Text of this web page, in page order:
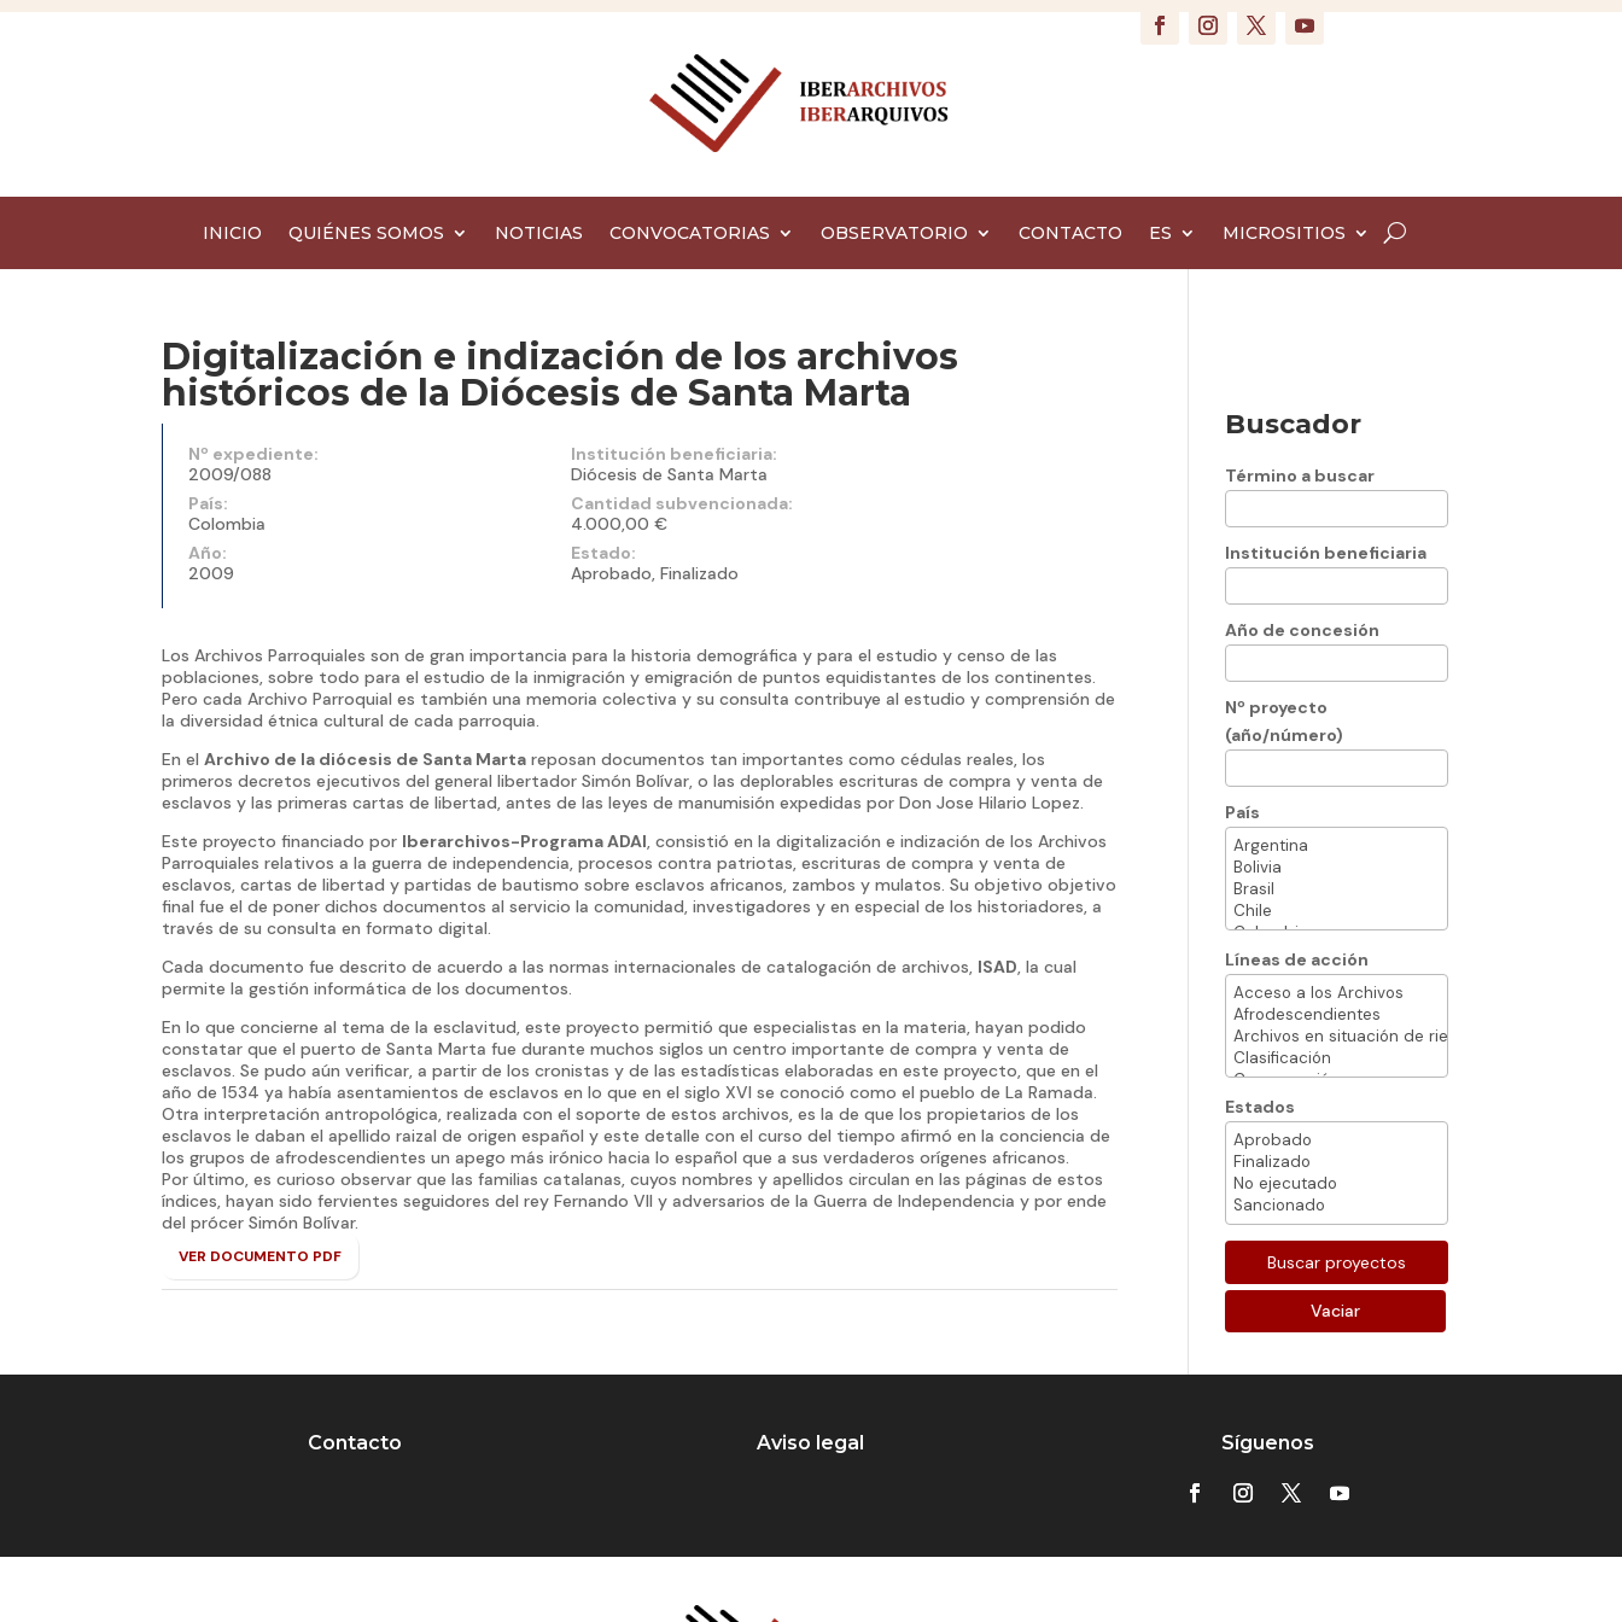
INICIO QUIÉNES SOMOS NOTICIAS CONVOCATORIAS OBSERVATORIO CONTACTO ES MICROSITIOS
Digitalización e indización de los archivos
históricos de la Diócesis de Santa Marta
Nº expediente:
2009/088
País:
Colombia
Año:
2009
Institución beneficiaria:
Diócesis de Santa Marta
Cantidad subvencionada:
4.000,00 €
Estado:
Aprobado, Finalizado
Los Archivos Parroquiales son de gran importancia para la historia demográfica y para el estudio y censo de las
poblaciones, sobre todo para el estudio de la inmigración y emigración de puntos equidistantes de los continentes.
Pero cada Archivo Parroquial es también una memoria colectiva y su consulta contribuye al estudio y comprensión de
la diversidad étnica cultural de cada parroquia.
En elArchivo de la diócesis de Santa Marta reposan documentos tan importantes como cédulas reales, los
primeros decretos ejecutivos del general libertador Simón Bolívar, o las deplorables escrituras de compra y venta de
esclavos y las primeras cartas de libertad, antes de las leyes de manumisión expedidas por Don Jose Hilario Lopez.
Este proyecto financiado por Iberarchivos-Programa ADAI, consistió en la digitalización e indización de los Archivos
Parroquiales relativos a la guerra de independencia, procesos contra patriotas, escrituras de compra y venta de
esclavos, cartas de libertad y partidas de bautismo sobre esclavos africanos, zambos y mulatos. Su objetivo objetivo
final fue el de poner dichos documentos al servicio la comunidad, investigadores y en especial de los historiadores, a
través de su consulta en formato digital.
Cada documento fue descrito de acuerdo a las normas internacionales de catalogación de archivos, ISAD, la cual
permite la gestión informática de los documentos.
En lo que concierne al tema de la esclavitud, este proyecto permitió que especialistas en la materia, hayan podido
constatar que el puerto de Santa Marta fue durante muchos siglos un centro importante de compra y venta de
esclavos. Se pudo aún verificar, a partir de los cronistas y de las estadísticas elaboradas en este proyecto, que en el
año de 1534 ya había asentamientos de esclavos en lo que en el siglo XVI se conoció como el pueblo de La Ramada.
Otra interpretación antropológica, realizada con el soporte de estos archivos, es la de que los propietarios de los
esclavos le daban el apellido raizal de origen español y este detalle con el curso del tiempo afirmó en la conciencia de
los grupos de afrodescendientes un apego más irónico hacia lo español que a sus verdaderos orígenes africanos.
Por último, es curioso observar que las familias catalanas, cuyos nombres y apellidos circulan en las páginas de estos
índices, hayan sido fervientes seguidores del rey Fernando VII y adversarios de la Guerra de Independencia y por ende
del prócer Simón Bolívar.
VER DOCUMENTO PDF
Buscador
Término a buscar
Institución beneficiaria
Año de concesión
Nº proyecto
(año/número)
País
Líneas de acción
Estados
Vaciar
Contacto Aviso legal Síguenos